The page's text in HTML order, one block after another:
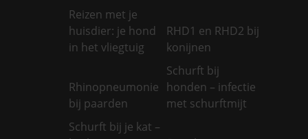
Reizen met je
huisdier: je hond
in het vliegtuig
RHD1 en RHD2 bij
konijnen
Rhinopneumonie
bij paarden
Schurft bij
honden – infectie
met schurftmijt
Schurft bij je kat –